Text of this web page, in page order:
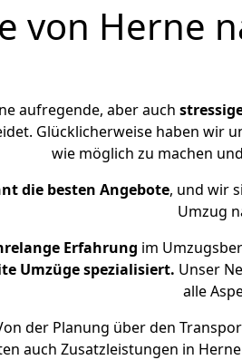
von Herne
aufregende, aber auch
Glücklicherweise haben wir
wie möglich zu machen und
die besten Angebote, und wir
Umzug
Erfahrung im
Umzüge spezialisiert. Unser
alle
der Planung über den
auch Zusatzleistungen in